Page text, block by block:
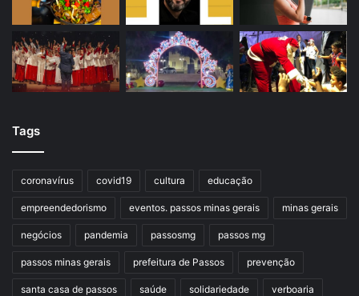
Tags
coronavírus covid19 cultura educação
empreendedorismo eventos. passos minas gerais minas gerais
negócios pandemia passosmg passos mg
passos minas gerais prefeitura de Passos prevenção
santa casa de passos saúde solidariedade verboaria